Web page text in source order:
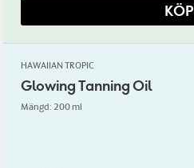
KÖP
HAWAIIAN TROPIC
Glowing Tanning Oil
Mängd: 200 ml